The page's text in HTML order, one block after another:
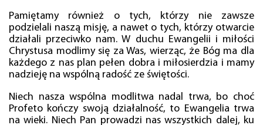
Pamiętamy również o tych, którzy nie zawsze
podzielali naszą misję, a nawet o tych, którzy otwarcie
działali przeciwko nam. W duchu Ewangelii i miłości
Chrystusa modlimy się za Was, wierząc, że Bóg ma dla
każdego z nas plan pełen dobra i miłosierdzia i mamy
nadzieję na wspólną radość ze świętości.
Niech nasza wspólna modlitwa nadal trwa, bo choć
Profeto kończy swoją działalność, to Ewangelia trwa
na wieki. Niech Pan prowadzi nas wszystkich dalej, ku